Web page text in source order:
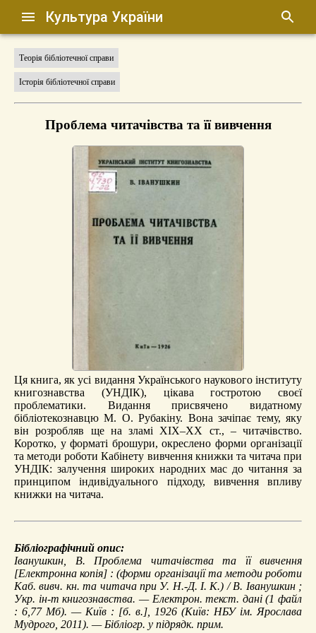
Культура України
Теорія бібліотечної справи
Історія бібліотечної справи
Проблема читачівства та її вивчення
Ця книга, як усі видання Українського наукового інституту
книгознавства (УНДІК), цікава гостротою своєї
проблематики. Видання присвячено видатному
бібліотекознавцю М. О. Рубакіну. Вона зачіпає тему, яку
він розробляв ще на зламі ХІХ–ХХ ст., – читачівство.
Коротко, у форматі брошури, окреслено форми організації
та методи роботи Кабінету вивчення книжки та читача при
УНДІК: залучення широких народних мас до читання за
принципом індивідуального підходу, вивчення впливу
книжки на читача.
Бібліографічний опис:
Іванушкин, В. Проблема читачівства та її вивчення
[Електронна копія] : (форми організації та методи роботи
Каб. вивч. кн. та читача при У. Н.-Д. І. К.) / В. Іванушкин ;
Укр. ін-т книгознавства. — Електрон. текст. дані (1 файл
: 6,77 Мб). — Київ : [б. в.], 1926 (Київ: НБУ ім. Ярослава
Мудрого, 2011). — Бібліогр. у підрядк. прим.